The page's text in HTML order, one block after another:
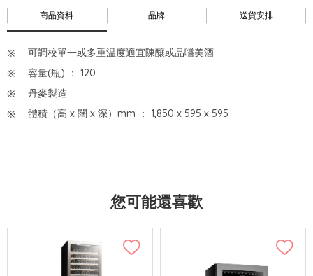
商品資料 品牌 送貨安排
可調校單一或多重温度適宜陳釀或品嚐美酒
容量(瓶) ： 120
丹麥製造
體積（高 x 闊 x 深）mm ： 1,850 x 595 x 595
您可能還喜歡